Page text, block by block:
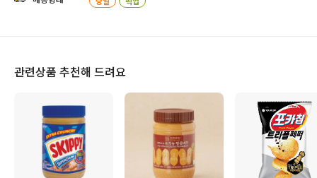
관련상품 추천해 드려요